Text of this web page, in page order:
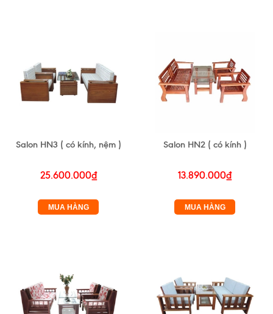
Salon HN3 ( có kính, nệm )
25.600.000₫
MUA HÀNG
Salon HN2 ( có kính )
13.890.000₫
MUA HÀNG